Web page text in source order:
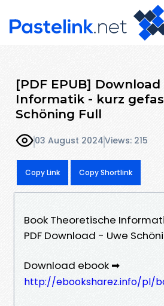
[PDF EPUB]
Informatik - kurz
Schöning Full
03 August 2024Views: 215
Copy Link Copy Shortlink
Book Theoretische
PDF Download - Uwe
Download ebook ➡
http://ebooksharez.info/pl/